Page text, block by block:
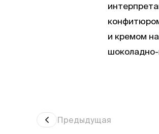
и кремом
Предыдущая